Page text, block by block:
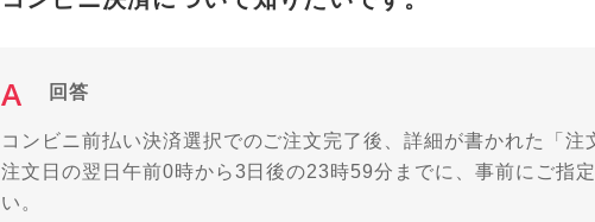
回答
コンビニ前払い決済選択でのご注文完了後、詳細が書かれた「注
注文日の翌日午前0時から3日後の23時59分までに、事前にご指
い。